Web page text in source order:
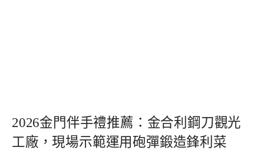
2026金門伴手禮推薦：金合利鋼刀觀光
工廠，現場示範運用砲彈鍛造鋒利菜